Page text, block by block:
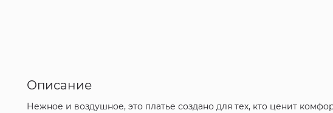
Описание
Нежное и воздушное, это платье создано для тех, кто ценит